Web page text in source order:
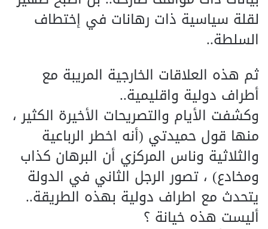
لقلة سياسية ذات رهانات في إختطاف
السلطة..
ثم هذه العلاقات الخارجية المريبة مع
أطراف دولية واقليمية..
وكشفت الأيام والتصريحات الأخيرة الكثير ،
منها قول حميدتي (أنه اخطر الرباعية
والثلاثية وناس المركزي أن البرهان كذاب
ومخادع) ، تصور الرجل الثاني في الدولة
يتحدث مع اطراف دولية بهذه الطريقة..
أليست هذه خيانة ؟